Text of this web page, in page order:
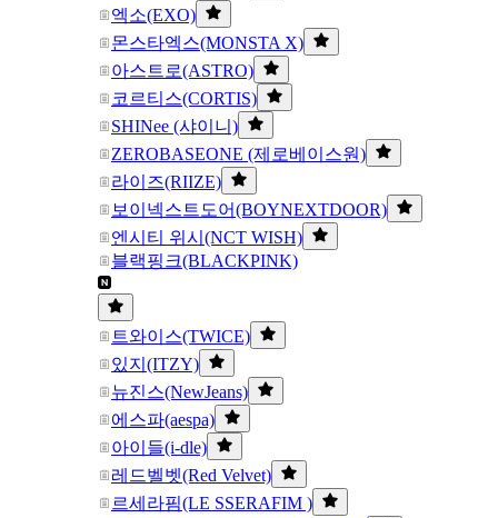
엑소(EXO)
몬스타엑스(MONSTA X)
아스트로(ASTRO)
코르티스(CORTIS)
SHINee (샤이니)
ZEROBASEONE (제로베이스원)
라이즈(RIIZE)
보이넥스트도어(BOYNEXTDOOR)
엔시티 위시(NCT WISH)
블랙핑크(BLACKPINK)
트와이스(TWICE)
있지(ITZY)
뉴진스(NewJeans)
에스파(aespa)
아이들(i-dle)
레드벨벳(Red Velvet)
르세라핌(LE SSERAFIM )